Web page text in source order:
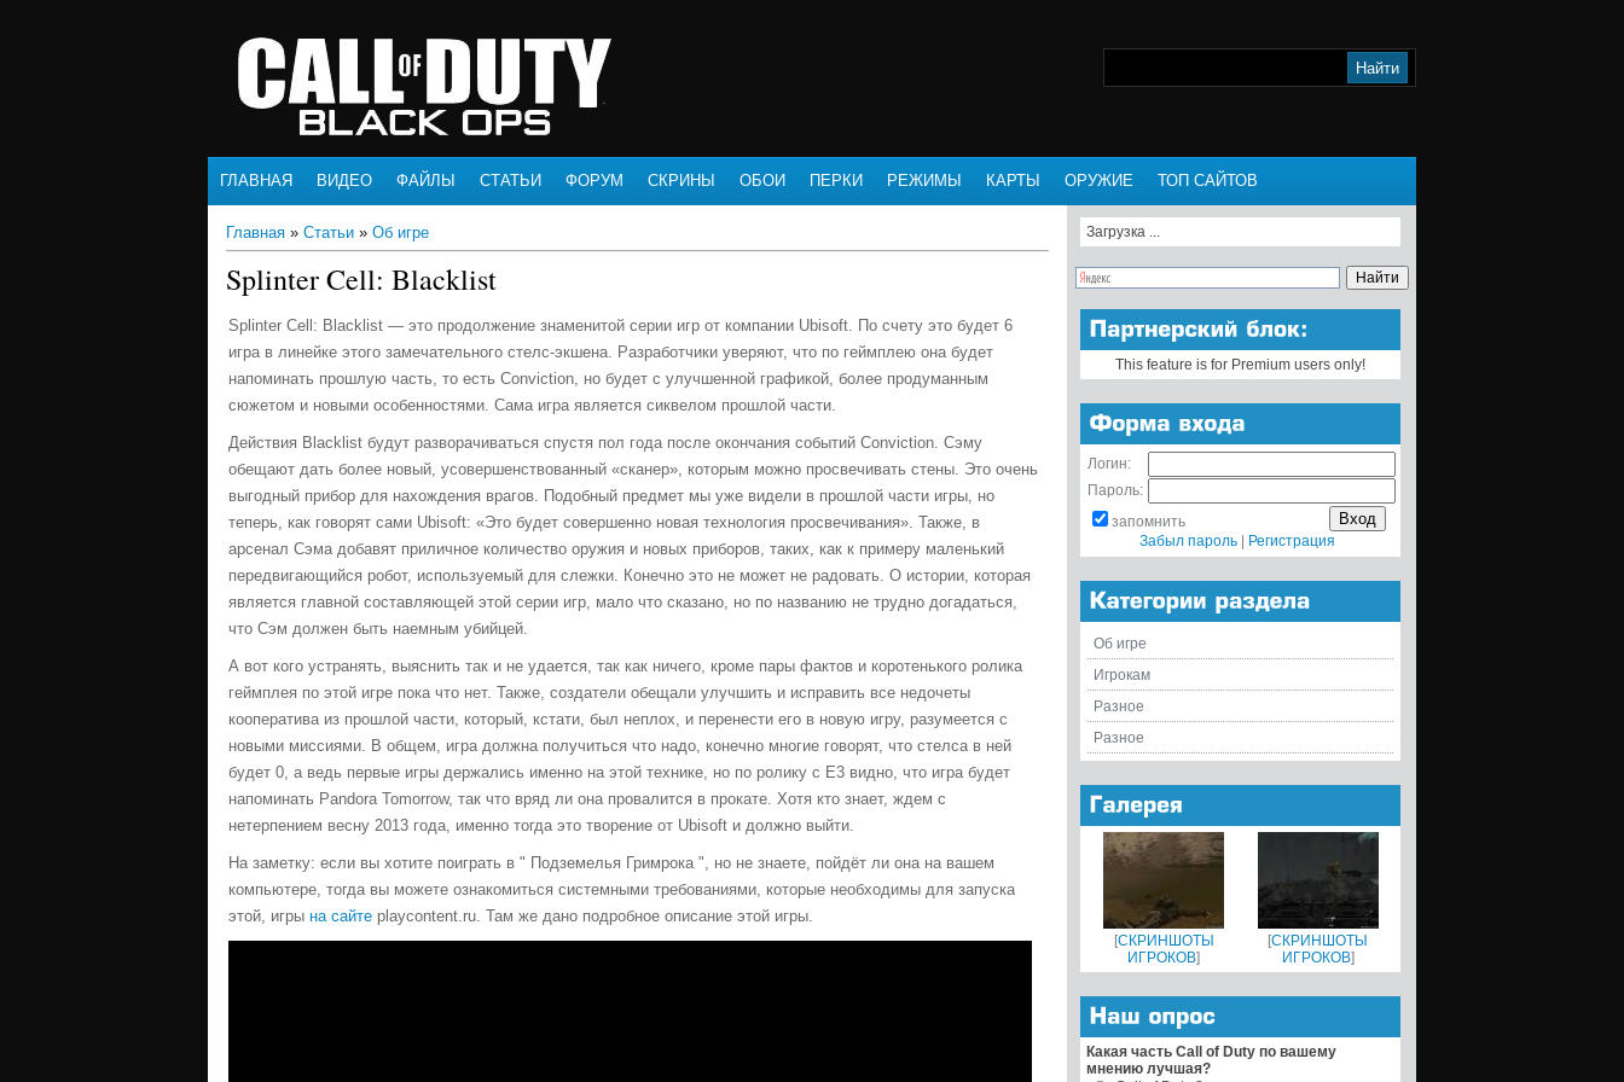
ГЛАВНАЯ ВИДЕО ФАЙЛЫ СТАТЬИ ФОРУМ СКРИНЫ ОБОИ ПЕРКИ РЕЖИМЫ КАРТЫ ОРУЖИЕ ТОП САЙТОВ
Главная » Статьи » Об игре
Splinter Cell: Blacklist
Splinter Cell: Blacklist — это продолжение знаменитой серии игр от компании Ubisoft. По счету это будет 6
игра в линейке этого замечательного стелс-экшена. Разработчики уверяют, что по геймплею она будет
напоминать прошлую часть, то есть Conviction, но будет с улучшенной графикой, более продуманным
сюжетом и новыми особенностями. Сама игра является сиквелом прошлой части.
Действия Blacklist будут разворачиваться спустя пол года после окончания событий Conviction. Сэму
обещают дать более новый, усовершенствованный «сканер», которым можно просвечивать стены. Это очень
выгодный прибор для нахождения врагов. Подобный предмет мы уже видели в прошлой части игры, но
теперь, как говорят сами Ubisoft: «Это будет совершенно новая технология просвечивания». Также, в
арсенал Сэма добавят приличное количество оружия и новых приборов, таких, как к примеру маленький
передвигающийся робот, используемый для слежки. Конечно это не может не радовать. О истории, которая
является главной составляющей этой серии игр, мало что сказано, но по названию не трудно догадаться,
что Сэм должен быть наемным убийцей.
А вот кого устранять, выяснить так и не удается, так как ничего, кроме пары фактов и коротенького ролика
геймплея по этой игре пока что нет. Также, создатели обещали улучшить и исправить все недочеты
кооператива из прошлой части, который, кстати, был неплох, и перенести его в новую игру, разумеется с
новыми миссиями. В общем, игра должна получиться что надо, конечно многие говорят, что стелса в ней
будет 0, а ведь первые игры держались именно на этой технике, но по ролику с Е3 видно, что игра будет
напоминать Pandora Tomorrow, так что вряд ли она провалится в прокате. Хотя кто знает, ждем с
нетерпением весну 2013 года, именно тогда это творение от Ubisoft и должно выйти.
На заметку: если вы хотите поиграть в " Подземелья Гримрока ", но не знаете, пойдёт ли она на вашем
компьютере, тогда вы можете ознакомиться системными требованиями, которые необходимы для запуска
этой, игры на сайте playcontent.ru. Там же дано подробное описание этой игры.
Загрузка ...
This feature is for Premium users only!
Логин:
Пароль:
запомнить
Забыл пароль| Регистрация
Об игре
Игрокам
Разное
Разное
[СКРИНШОТЫ
ИГРОКОВ]
[СКРИНШОТЫ
ИГРОКОВ]
Какая часть Call of Duty по вашему
мнению лучшая?